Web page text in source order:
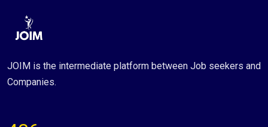
JOIM is the intermediate platform between Job seekers and
Companies.